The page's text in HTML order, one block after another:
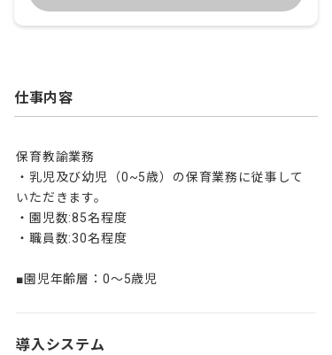
仕事内容
保育教諭業務
・乳児及び幼児（0~5歳）の保育業務に従事して
いただきます。
・園児数:85名程度
・職員数:30名程度
■園児年齢層：0～5歳児
導入システム